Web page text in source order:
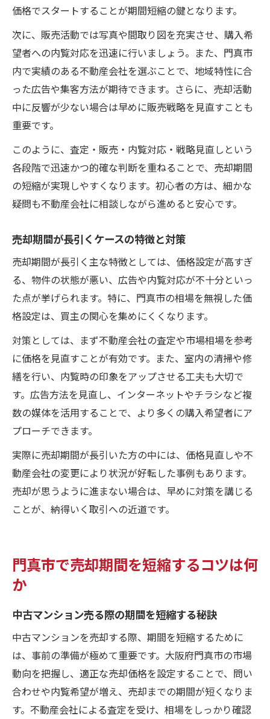
価格でスタートすることが期間短縮の鍵となります。
次に、販売活動では写真や間取り図を充実させ、購入希
望者への内覧対応を迅速に行いましょう。また、門真市
内で実績のある不動産会社を選ぶことで、地域特性に合
った広告や集客方法が期待できます。さらに、売却活動
中に反響が少ない場合は早めに販売戦略を見直すことも
重要です。
このように、査定・販売・内覧対応・戦略見直しという
各段階で迅速かつ的確な判断を重ねることで、売却期間
の短縮が実現しやすくなります。初心者の方は、細かな
疑問も不動産会社に相談しながら進めると安心です。
売却期間が長引くケースの特徴と対策
売却期間が長引く主な特徴としては、価格設定が高すぎ
る、物件の状態が悪い、広告や内覧対応が不十分といっ
た点が挙げられます。特に、門真市の相場を無視した価
格設定は、買主の関心を集めにくくなります。
対策としては、まず不動産会社の査定や市場相場を参考
に価格を見直すことが有効です。また、室内の清掃や修
繕を行い、内覧時の印象をアップさせる工夫も大切で
す。広告方法を見直し、インターネットやチラシなど複
数の媒体を活用することで、より多くの購入希望者にア
プローチできます。
実際に売却期間が長引いた方の中には、価格見直しや不
動産会社の変更により状況が好転した事例もあります。
売却が思うように進まない場合は、早めに対策を講じる
ことが、納得いく取引への近道です。
門真市で売却期間を短縮するコツは何
か
中古マンション売る際の期間を短縮する秘訣
中古マンションを売却する際、期間を短縮するために
は、事前の準備が極めて重要です。大阪府門真市の市場
動向を把握し、適正な売却価格を設定することで、問い
合わせや内覧希望が増え、売却までの期間が短くなりま
す。不動産会社による査定を受け、相場をしっかり確認